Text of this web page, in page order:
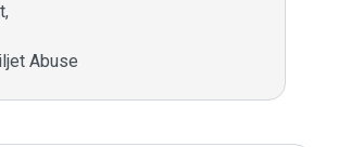
Abuse